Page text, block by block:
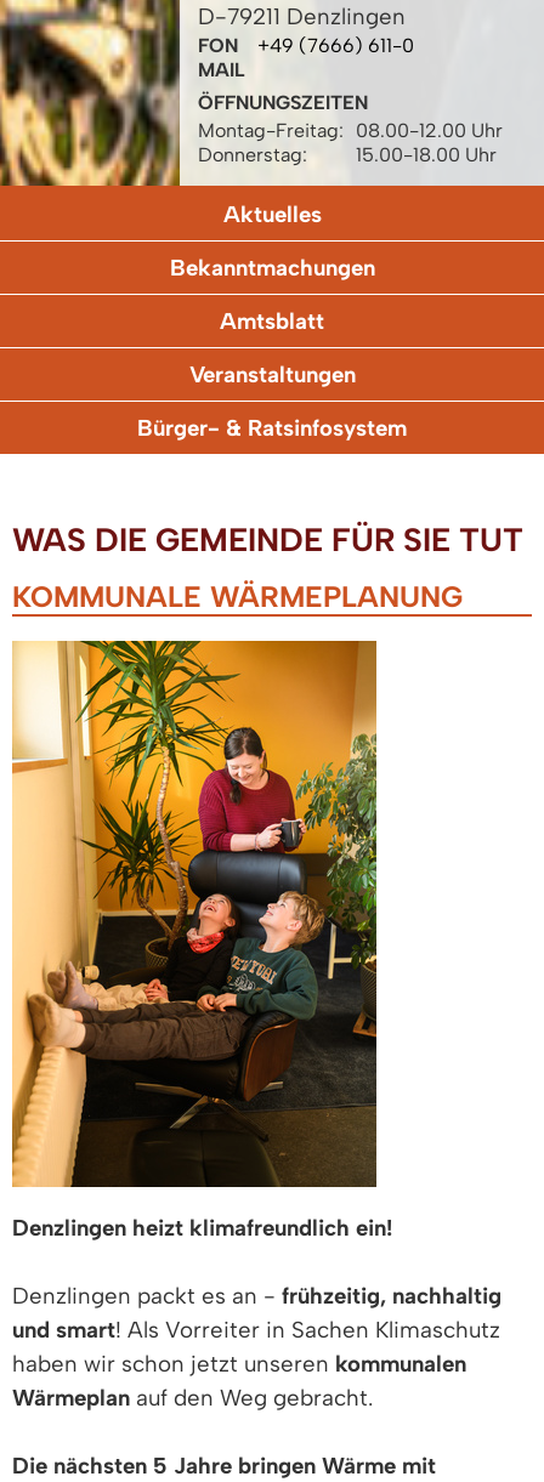
D-79211 Denzlingen
FON
+49 (7666) 611-0
MAIL
ÖFFNUNGSZEITEN
Montag-Freitag:
08.00-12.00 Uhr
Donnerstag:
15.00-18.00 Uhr
Aktuelles
Bekanntmachungen
Amtsblatt
Veranstaltungen
Bürger- & Ratsinfosystem
WAS DIE GEMEINDE FÜR SIE TUT
KOMMUNALE WÄRMEPLANUNG
Denzlingen heizt klimafreundlich ein!
Denzlingen packt es an - frühzeitig, nachhaltig
und smart! Als Vorreiter in Sachen Klimaschutz
haben wir schon jetzt unseren kommunalen
Wärmeplan auf den Weg gebracht.
Die nächsten 5 Jahre bringen Wärme mit